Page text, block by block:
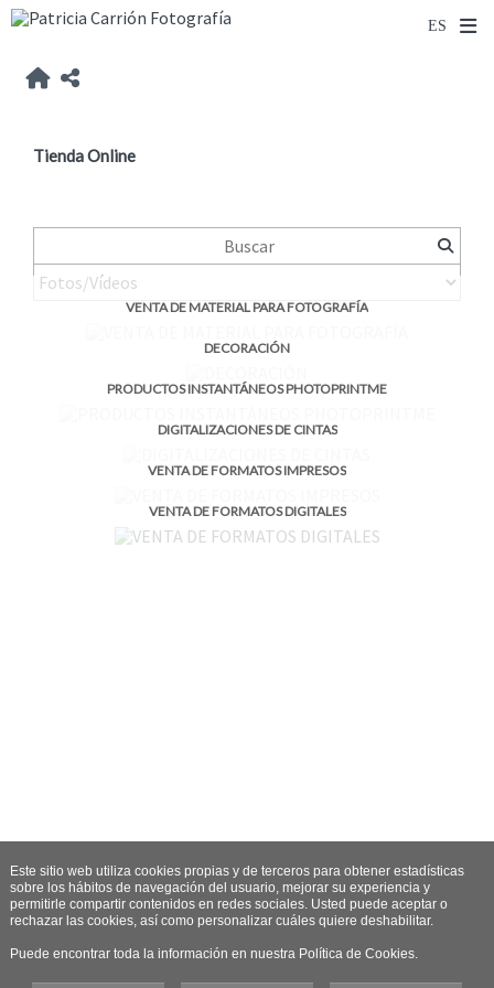
Tienda Online
VENTA DE MATERIAL PARA FOTOGRAFÍA
DECORACIÓN
PRODUCTOS INSTANTÁNEOS PHOTOPRINTME
DIGITALIZACIONES DE CINTAS
VENTA DE FORMATOS IMPRESOS
VENTA DE FORMATOS DIGITALES
Este sitio web utiliza cookies propias y de terceros para obtener estadísticas
sobre los hábitos de navegación del usuario, mejorar su experiencia y
permitirle compartir contenidos en redes sociales. Usted puede aceptar o
rechazar las cookies, así como personalizar cuáles quiere deshabilitar.
Puede encontrar toda la información en nuestra Política de Cookies.